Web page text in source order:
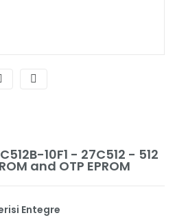
10F1 - 27C512 - 512
and OTP EPROM
Entegre